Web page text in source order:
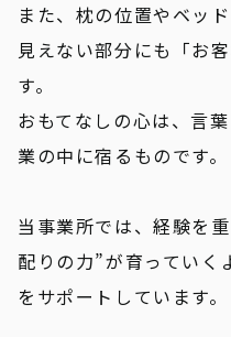
また、枕の位置やベッ
見えない部分にも「お
す。
おもてなしの心は、言
業の中に宿るものです。
当事業所では、経験を
配りの力”が育っていく
をサポートしています。